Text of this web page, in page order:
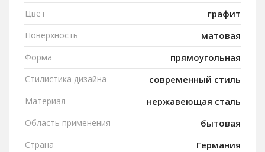
Цвет графит
Поверхность матовая
Форма прямоугольная
Стилистика дизайна современный стиль
Материал нержавеющая сталь
Область применения бытовая
Страна Германия